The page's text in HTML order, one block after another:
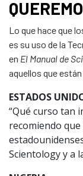
Lo que hace que
es su uso de la
en El Manual de
aquellos que
ESTADOS
“Qué curso tan
recomiendo
Scientology y a